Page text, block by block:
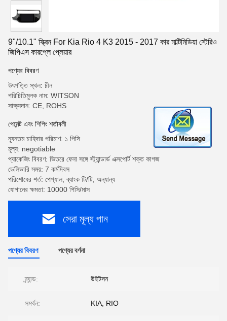
9"/10.1" স্ক্রিন For Kia Rio 4 K3 2015 - 2017 কার মাল্টিমিডিয়া স্টেরিও
জিপিএস কারপ্লে প্লেয়ার
পণ্যের বিবরণ
উৎপত্তি স্থল: চীন
পরিচিতিমুলক নাম: WITSON
সাক্ষ্যদান: CE, ROHS
পেমেন্ট এবং শিপিং শর্তাবলী
ন্যূনতম চাহিদার পরিমাণ: ১ পিসি
মূল্য: negotiable
প্যাকেজিং বিবরণ: ভিতরে ফেনা সঙ্গে স্ট্যান্ডার্ড এক্সপোর্ট শক্ত কাগজ
ডেলিভারি সময়: 7 কর্মদিবস
পরিশোধের শর্ত: পেপ্যাল, ব্যাংক টি/টি, অন্যান্য
যোগানের ক্ষমতা: 10000 পিসি/মাস
সেরা মূল্য পান
পণ্যের বিবরণ পণ্যের বর্ণনা
ব্র্যান্ড: উইটসন
সমর্থন: KIA, RIO